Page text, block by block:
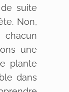
suite
Non,
chacun
une
plante
dans